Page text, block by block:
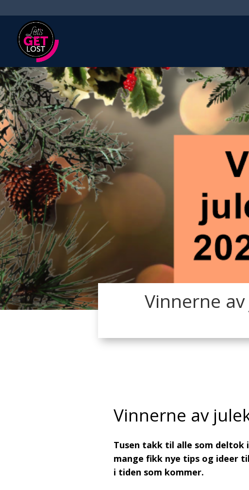
Vinnerne
Vinnerne av
Tusen takk til alle som
mange fikk nye tips og ideer
i tiden som kommer.